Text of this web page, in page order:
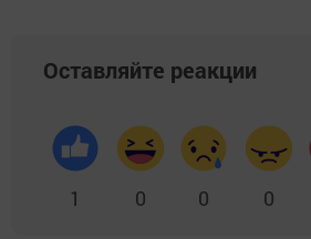
Оставляйте реакции
1 0 0 0